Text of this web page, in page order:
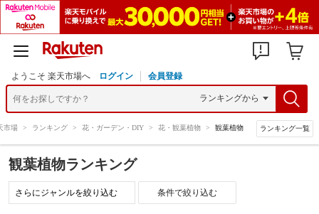
ようこそ 楽天市場へ ログイン 会員登録
市場 > ランキング > 花・ガーデン・DIY > 花・観葉植物 > 観葉植物 ランキング一覧
観葉植物ランキング
条件で絞り込む